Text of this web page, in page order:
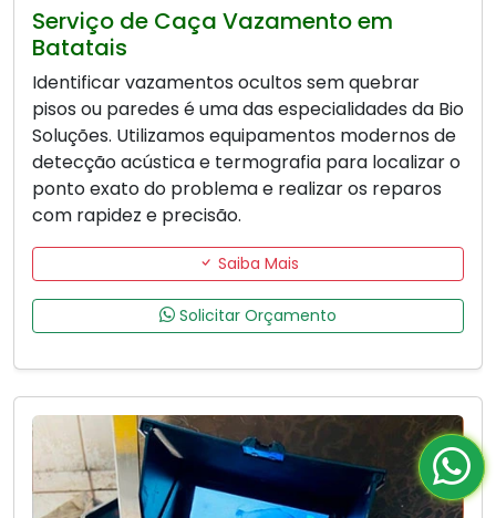
Serviço de Caça Vazamento em
Batatais
Identificar vazamentos ocultos sem quebrar
pisos ou paredes é uma das especialidades da Bio
Soluções. Utilizamos equipamentos modernos de
detecção acústica e termografia para localizar o
ponto exato do problema e realizar os reparos
com rapidez e precisão.
Saiba Mais
Solicitar Orçamento